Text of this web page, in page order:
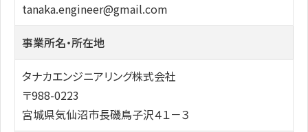
tanaka.engineer@gmail.com
事業所名・所在地
タナカエンジニアリング株式会社
〒988-0223
宮城県気仙沼市長磯鳥子沢４１－３